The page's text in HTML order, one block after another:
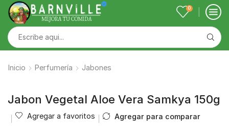
0
Inicio Perfumería Jabones
Jabon Vegetal Aloe Vera Samkya 150g
Agregar a favoritos Agregar para comparar